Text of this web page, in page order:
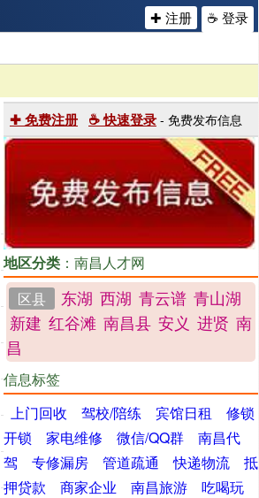
☕ 登录
✚ 注册
✚ 免费注册 ☕ 快速登录 - 免费发布信息
地区分类 ：南昌人才网
区县
东湖 西湖 青云谱 青山湖
新建 红谷滩 南昌县 安义 进贤 南
昌
信息标签
上门回收
驾校/陪练 宾馆日租
修锁
开锁
家电维修 微信/QQ群
南昌代
驾
专修漏房 管道疏通 快递物流
抵
押贷款
商家企业 南昌旅游
吃喝玩